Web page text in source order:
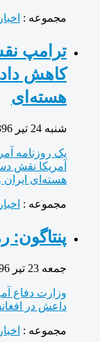
مجموعه :اخبار
ترامپ نقش
کاهش داده/
هسته‌ای
شنبه 24 تیر 1396 - 00:21
یک روزنامه
آمریکا نقش
هسته‌ای ایران و گروه 1+5 را کاهش
مجموعه :اخبار
پنتاگون:
جمعه 23 تیر 1396 - 23:53
وزارت دفاع
داعش در
مجموعه :اخبار